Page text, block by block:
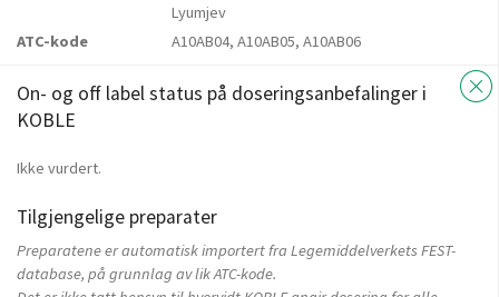
Lyumjev
ATC-kode
A10AB04, A10AB05, A10AB06
On- og off label status på doseringsanbefalinger i
KOBLE
Ikke vurdert.
Tilgjengelige preparater
Preparatene er automatisk importert fra Legemiddelverkets FEST-
database, på grunnlag av lik ATC-kode.